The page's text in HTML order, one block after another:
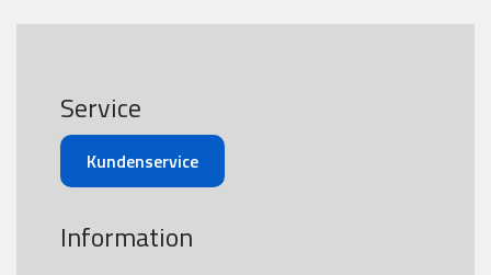
Service
Kundenservice
Information